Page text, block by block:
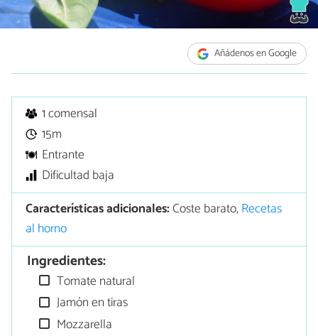
Añádenos en Google
1 comensal
15m
Entrante
Dificultad baja
Características adicionales:Coste barato,Recetas
al horno
Ingredientes:
Tomate natural
Jamón en tiras
Mozzarella